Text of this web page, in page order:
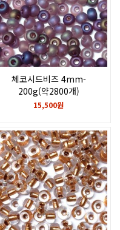
체코시드비즈 4mm-
200g(약2800개)
Light amethyst matte,
15,500원